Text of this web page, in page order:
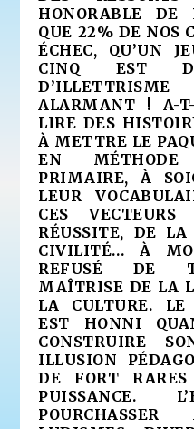
HONORABLE DE
QUE 22% DE NOS
ÉCHEC, QU’UN
CINQ EST
ALARMANT ! A-
LIRE DES
À METTRE LE
EN MÉTHODE
PRIMAIRE, À
LEUR
CES
RÉUSSITE, DE
CIVILITÉ… À
REFUSÉ DE
MAÎTRISE DE LA
LA CULTURE. LE
EST HONNI
CONSTRUIRE
ILLUSION
DE FORT RARES
PUISSANCE.